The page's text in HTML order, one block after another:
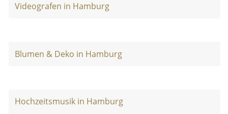
Videografen in Hamburg
Blumen & Deko in Hamburg
Hochzeitsmusik in Hamburg